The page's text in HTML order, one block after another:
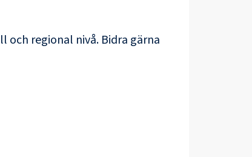
och regional nivå. Bidra gärna